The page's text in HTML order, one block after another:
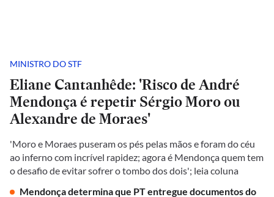
MINISTRO DO STF
Eliane Cantanhêde: 'Risco de André
Mendonça é repetir Sérgio Moro ou
Alexandre de Moraes'
'Moro e Moraes puseram os pés pelas mãos e foram do céu
ao inferno com incrível rapidez; agora é Mendonça quem tem
o desafio de evitar sofrer o tombo dos dois'; leia coluna
Mendonça determina que PT entregue documentos do